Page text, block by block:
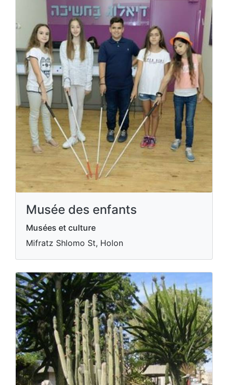
Musée des enfants
Musées et culture
Mifratz Shlomo St, Holon